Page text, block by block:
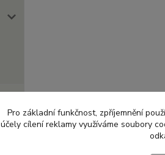
Pro základní funkčnost, zpříjemnění
účely cílení reklamy využíváme soubory